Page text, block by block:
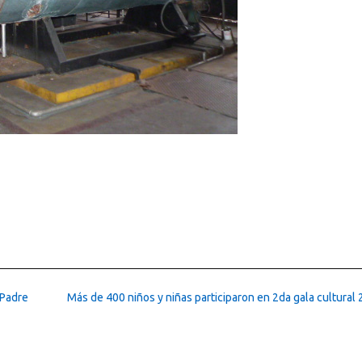
Más de 400 niños y niñas participaron en 2da gala cultural